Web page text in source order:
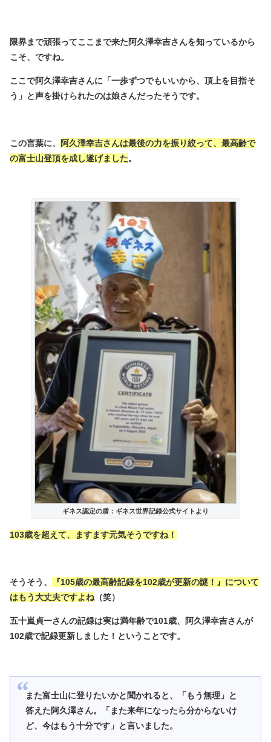
限界まで頑張ってここまで来た阿久澤幸吉さんを知っているから
こそ、ですね。
ここで阿久澤幸吉さんに「一歩ずつでもいいから、頂上を目指そ
う」と声を掛けられたのは娘さんだったそうです。
この言葉に、
阿久澤幸吉さんは最後の力を振り絞って、最高齢で
の富士山登頂を成し遂げました。
ギネス認定の盾：ギネス世界記録公式サイトより
103歳を超えて、ますます元気そうですね！
そうそう、
『105歳の最高齢記録を102歳が更新の謎！』について
はもう大丈夫ですよね （笑）
五十嵐貞一さんの記録は実は満年齢で101歳、阿久澤幸吉さんが
102歳で記録更新しました！ということです。
また富士山に登りたいかと聞かれると、「もう無理」と
答えた阿久澤さん。「また来年になったら分からないけ
ど、今はもう十分です」と言いました。